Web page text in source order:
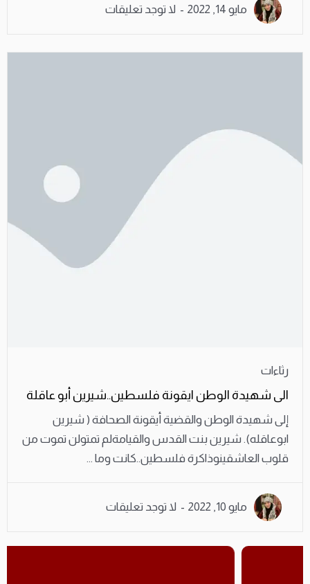
مايو 14, 2022 لا توجد تعليقات
رثاءات
الى شهيدة الوطن ايقونة فلسطين..شيرين أبو عاقلة
إلى شهيدة الوطن والقضية أيقونة الصحافة ( شيرين
ابوعاقله). شيرين بنت القدس والقيامةلم تمتولن تموت من
قلوب العاشقينوذاكرة فلسطين..كانت وما ...
مايو 10, 2022 لا توجد تعليقات